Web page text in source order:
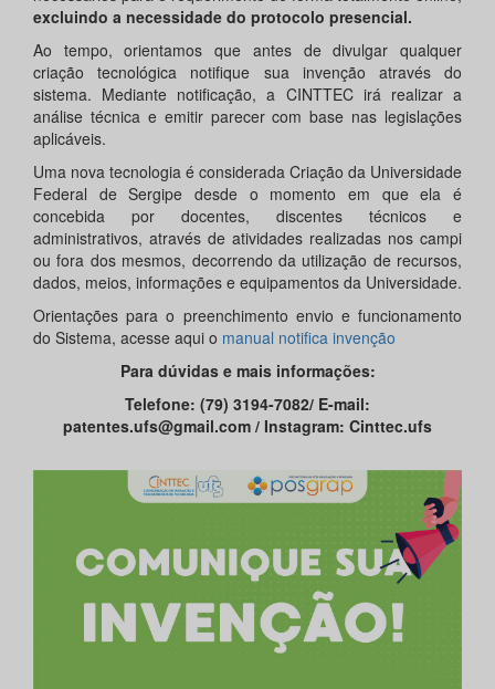
excluindo a necessidade do protocolo presencial.
Ao tempo, orientamos que antes de divulgar qualquer
criação tecnológica notifique sua invenção através do
sistema. Mediante notificação, a CINTTEC irá realizar a
análise técnica e emitir parecer com base nas legislações
aplicáveis.
Uma nova tecnologia é considerada Criação da Universidade
Federal de Sergipe desde o momento em que ela é
concebida por docentes, discentes técnicos e
administrativos, através de atividades realizadas nos campi
ou fora dos mesmos, decorrendo da utilização de recursos,
dados, meios, informações e equipamentos da Universidade.
Orientações para o preenchimento envio e funcionamento
do Sistema, acesse aqui o manual notifica invenção
Para dúvidas e mais informações:
Telefone: (79) 3194-7082/ E-mail:
patentes.ufs@gmail.com / Instagram: Cinttec.ufs